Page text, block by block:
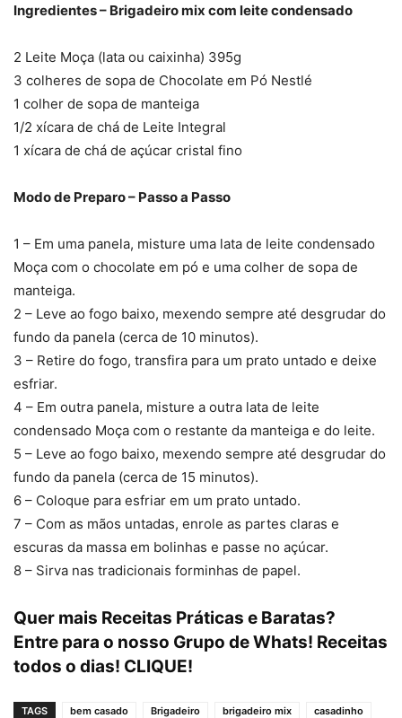
Ingredientes – Brigadeiro mix com leite condensado
2 Leite Moça (lata ou caixinha) 395g
3 colheres de sopa de Chocolate em Pó Nestlé
1 colher de sopa de manteiga
1/2 xícara de chá de Leite Integral
1 xícara de chá de açúcar cristal fino
Modo de Preparo – Passo a Passo
1 – Em uma panela, misture uma lata de leite condensado
Moça com o chocolate em pó e uma colher de sopa de
manteiga.
2 – Leve ao fogo baixo, mexendo sempre até desgrudar do
fundo da panela (cerca de 10 minutos).
3 – Retire do fogo, transfira para um prato untado e deixe
esfriar.
4 – Em outra panela, misture a outra lata de leite
condensado Moça com o restante da manteiga e do leite.
5 – Leve ao fogo baixo, mexendo sempre até desgrudar do
fundo da panela (cerca de 15 minutos).
6 – Coloque para esfriar em um prato untado.
7 – Com as mãos untadas, enrole as partes claras e
escuras da massa em bolinhas e passe no açúcar.
8 – Sirva nas tradicionais forminhas de papel.
Quer mais Receitas Práticas e Baratas?
Entre para o nosso Grupo de Whats! Receitas
todos o dias! CLIQUE!
TAGS bem casado Brigadeiro brigadeiro mix
casadinho